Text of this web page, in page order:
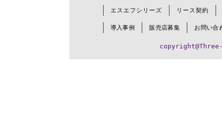
エスエフシリーズ リース契約
導入事例 販売店募集 お問い合